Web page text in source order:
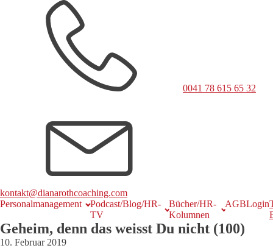
0041 78 615 65 32
kontakt@dianarothcoaching.com
Personalmanagement
Podcast/Blog/HR-
TV
Bücher/HR-
Kolumnen
AGBLogin
Geheim, denn das weisst Du nicht (100)
10. Februar 2019